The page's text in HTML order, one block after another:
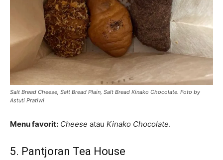
Salt Bread Cheese, Salt Bread Plain, Salt Bread Kinako Chocolate. Foto by
Astuti Pratiwi
Menu favorit: Cheese atau Kinako Chocolate.
5. Pantjoran Tea House